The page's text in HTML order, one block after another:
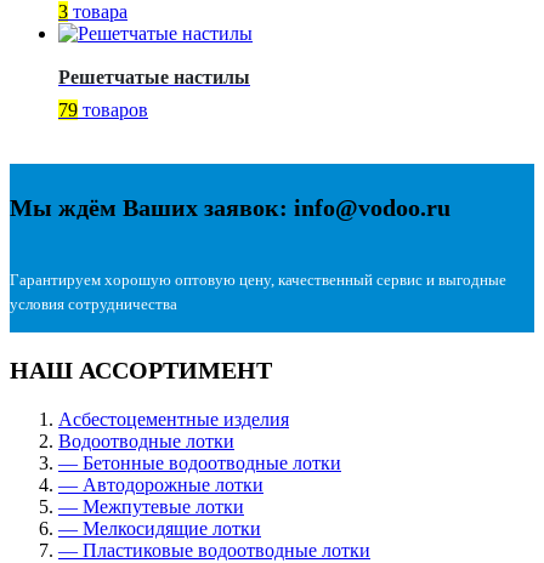
3 товара
Решетчатые настилы
79 товаров
Мы ждём Ваших заявок: info@vodoo.ru
Гарантируем хорошую оптовую цену, качественный сервис и выгодные
условия сотрудничества
НАШ АССОРТИМЕНТ
Асбестоцементные изделия
Водоотводные лотки
— Бетонные водоотводные лотки
— Автодорожные лотки
— Межпутевые лотки
— Мелкосидящие лотки
— Пластиковые водоотводные лотки